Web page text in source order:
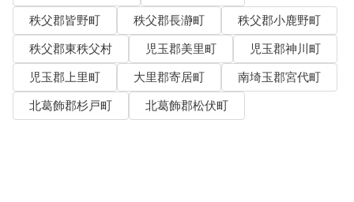
秩父郡皆野町
秩父郡長瀞町
秩父郡小鹿野町
秩父郡東秩父村
児玉郡美里町
児玉郡神川町
児玉郡上里町
大里郡寄居町
南埼玉郡宮代町
北葛飾郡杉戸町
北葛飾郡松伏町